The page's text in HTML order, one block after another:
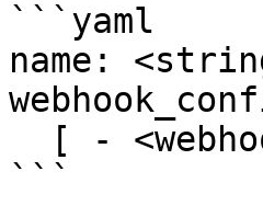
```yaml
name:
```